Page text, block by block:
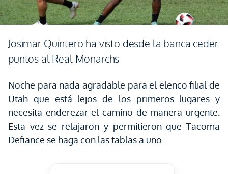
Josimar Quintero ha visto desde la banca ceder
puntos al Real Monarchs
Noche para nada agradable para el elenco filial de
Utah que está lejos de los primeros lugares y
necesita enderezar el camino de manera urgente.
Esta vez se relajaron y permitieron que Tacoma
Defiance se haga con las tablas a uno.